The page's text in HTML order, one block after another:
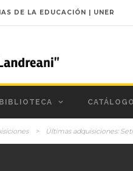
DE LA EDUCACIÓN | UNER
> Últimas adquisiciones: